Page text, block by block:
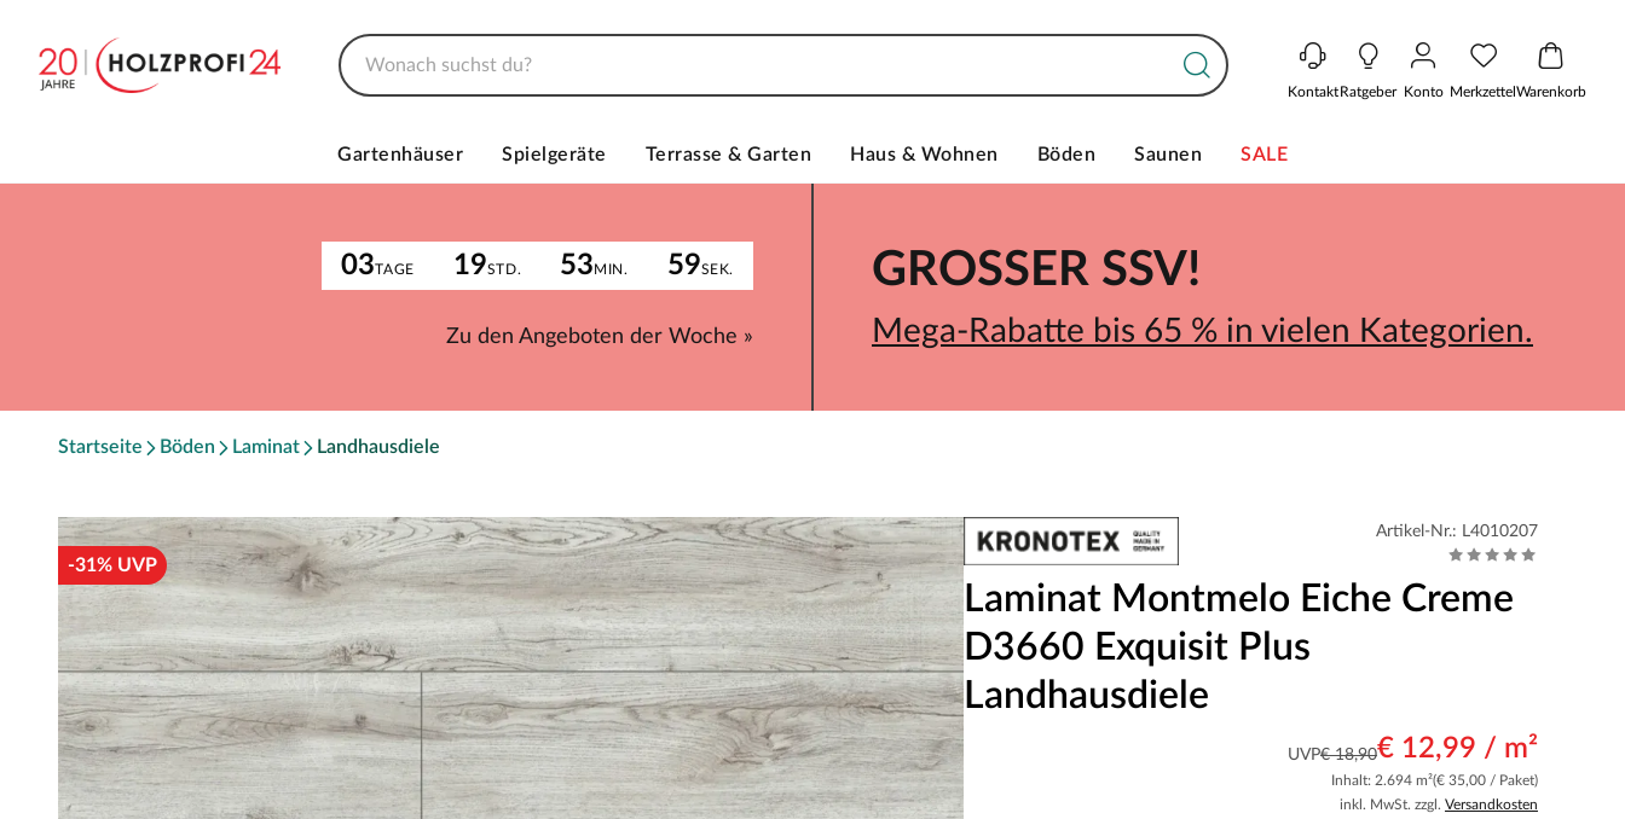
KontaktRatgeber Konto MerkzettelWarenkorb
Gartenhäuser Spielgeräte Terrasse & Garten Haus & Wohnen Böden Saunen SALE
03TAGE 19STD. 53MIN. 59SEK.
Zu den Angeboten der Woche »
GROSSER SSV!
Mega-Rabatte bis 65 % in vielen Kategorien.
Startseite Böden Laminat Landhausdiele
-31% UVP
Artikel-Nr.: L4010207
Laminat Montmelo Eiche Creme
D3660 Exquisit Plus
Landhausdiele
UVP€ 18,90€ 12,99 / m²
Inhalt: 2.694 m²(€ 35,00 / Paket)
inkl. MwSt. zzgl. Versandkosten